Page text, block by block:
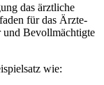
das ärztliche
für das Ärzte-
und Bevollmächtigte
wie: